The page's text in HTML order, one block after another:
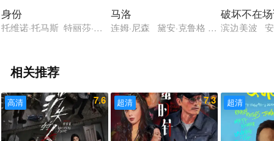
身份
托维诺·托马斯 特丽莎·克里希南 维奈莱 曼迪拉·贝迪
马洛
连姆·尼森 黛安·克鲁格 杰西卡·兰格
破坏不在
滨边美波
相关推荐
高清 7.6 超清 7.3 超清